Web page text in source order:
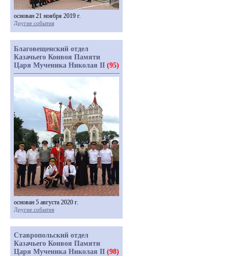
основан 21 ноября 2019 г.
Другие события
Благовещенский отдел
Казачьего Конвоя Памяти
Царя Мученика Николая II (95)
основан 5 августа 2020 г.
Другие события
Ставропольский отдел
Казачьего Конвоя Памяти
Царя Мученика Николая II (98)